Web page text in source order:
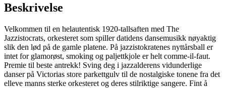
Beskrivelse
Velkommen til en helautentisk 1920-tallsaften med The
Jazzistocrats, orkesteret som spiller datidens dansemusikk nøyaktig
slik den lød på de gamle platene. På jazzistokratenes nyttårsball er
intet for glamorøst, smoking og paljettkjole er helt comme-il-faut.
Premie til beste antrekk! Sving deg i jazzalderens vidunderlige
danser på Victorias store parkettgulv til de nostalgiske tonene fra det
elleve manns sterke orkesteret og deres stilriktige sangere. Fint å